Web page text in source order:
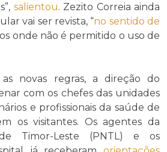
salientou. Zezito Correia ainda
vai ser revista, “no sentido de
onde não é permitido o uso de
as novas regras, a direção do
com os chefes das unidades
e profissionais da saúde de
os visitantes. Os agentes da
Timor-Leste (PNTL) e os